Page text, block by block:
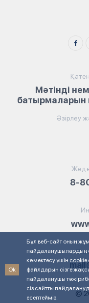
Мәтінді
батырмаларын
Әзірлеу
8-
©
Ok
Бұл веб-сайт оның
пайдаланушылардың
көмектесу үшін
файлдарын сізге
пайдаланушы
сіз сайтты
есептейміз.